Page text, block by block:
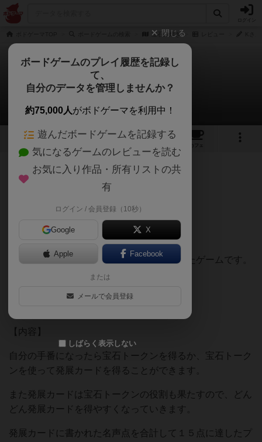
宝石の煌き
宝石の煌き
Kさんのレビュー
69 25 161
カフェ
305名 1名 0 6年弱前
★簡易説明★
【目的】
宝石商となって名声を得ることを目的としたゲームです。
【内容】
自分の手番になったら宝石トークンを得るか、宝石トーク
ンを使って発展カードを得ることができます。
また発展カードは宝石トークンの役割も果たすので、どん
どん発展カードを得やすくなっていきます。
発展カードに書かれた名声点を合計して１５点に達したプ
閉じる
ボードゲームのプレイ履歴を記録し
て、
自分のデータを管理しませんか？
約75,000人がボドゲーマを利用中！
遊んだボードゲームを記録する
気になるゲームのレビューを読む
お気に入り作品・所有リストの共
有
ログイン / 会員登録（10秒）
Google X
Apple Facebook
または
メールで会員登録
しばらく表示しない